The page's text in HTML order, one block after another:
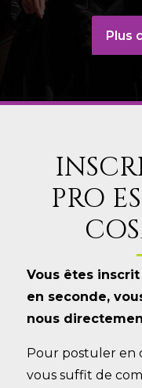
Plus
PRO
Vous êtes
en seconde,
nous
Pour postuler en
vous suffit de